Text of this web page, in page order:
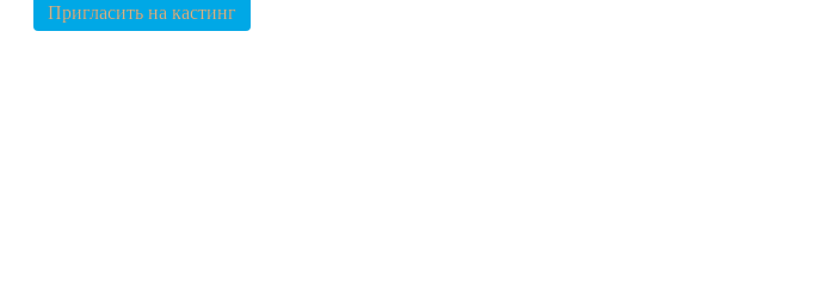
Пригласить на кастинг